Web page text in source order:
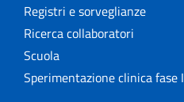
Registri e sorveglianze
Ricerca collaboratori
Scuola
Sperimentazione clinica fase I